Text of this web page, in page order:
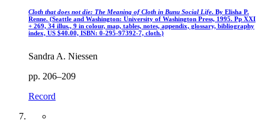
Cloth that does not die: The Meaning of Cloth in Bunu Social Life. By Elisha P.
Renne. (Seattle and Washington: University of Washington Press, 1995. Pp XXI
+ 269, 34 illus., 9 in colour, map, tables, notes, appendix, glossary, bibliography
index, US $40.00, ISBN: 0-295-97392-7, cloth.)
Sandra A. Niessen
pp. 206–209
Record